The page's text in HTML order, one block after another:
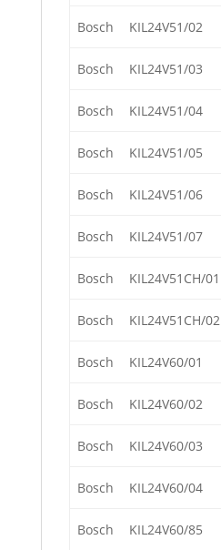
Bosch KIL24V51/02
Bosch KIL24V51/03
Bosch KIL24V51/04
Bosch KIL24V51/05
Bosch KIL24V51/06
Bosch KIL24V51/07
Bosch KIL24V51CH/01
Bosch KIL24V51CH/02
Bosch KIL24V60/01
Bosch KIL24V60/02
Bosch KIL24V60/03
Bosch KIL24V60/04
Bosch KIL24V60/85